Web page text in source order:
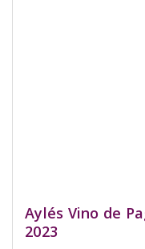
Aylés Vino de
2023